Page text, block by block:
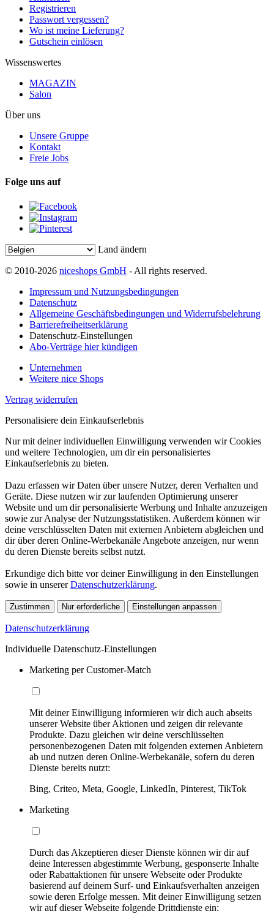
Registrieren
Passwort vergessen?
Wo ist meine Lieferung?
Gutschein einlösen
Wissenswertes
MAGAZIN
Salon
Über uns
Unsere Gruppe
Kontakt
Freie Jobs
Folge uns auf
Land ändern
© 2010-2026 niceshops GmbH - All rights reserved.
Impressum und Nutzungsbedingungen
Datenschutz
Allgemeine Geschäftsbedingungen und Widerrufsbelehrung
Barrierefreiheitserklärung
Datenschutz-Einstellungen
Abo-Verträge hier kündigen
Unternehmen
Weitere nice Shops
Vertrag widerrufen
Personalisiere dein Einkaufserlebnis
Nur mit deiner individuellen Einwilligung verwenden wir Cookies
und weitere Technologien, um dir ein personalisiertes
Einkaufserlebnis zu bieten.
Dazu erfassen wir Daten über unsere Nutzer, deren Verhalten und
Geräte. Diese nutzen wir zur laufenden Optimierung unserer
Website und um dir personalisierte Werbung und Inhalte anzuzeigen
sowie zur Analyse der Nutzungsstatistiken. Außerdem können wir
deine verschlüsselten Daten mit externen Anbietern abgleichen und
dir über deren Online-Werbekanäle Angebote anzeigen, nur wenn
du deren Dienste bereits selbst nutzt.
Erkundige dich bitte vor deiner Einwilligung in den Einstellungen
sowie in unsererDatenschutzerklärung.
Zustimmen Nur erforderliche Einstellungen anpassen
Datenschutzerklärung
Individuelle Datenschutz-Einstellungen
Marketing per Customer-Match
Mit deiner Einwilligung informieren wir dich auch abseits
unserer Website über Aktionen und zeigen dir relevante
Produkte. Dazu gleichen wir deine verschlüsselten
personenbezogenen Daten mit folgenden externen Anbietern
ab und nutzen deren Online-Werbekanäle, sofern du deren
Dienste bereits nutzt:
Bing, Criteo, Meta, Google, LinkedIn, Pinterest, TikTok
Marketing
Durch das Akzeptieren dieser Dienste können wir dir auf
deine Interessen abgestimmte Werbung, gesponserte Inhalte
oder Rabattaktionen für unsere Webseite oder Produkte
basierend auf deinem Surf- und Einkaufsverhalten anzeigen
sowie deren Erfolge messen. Mit deiner Einwilligung setzen
wir auf dieser Webseite folgende Drittdienste ein: